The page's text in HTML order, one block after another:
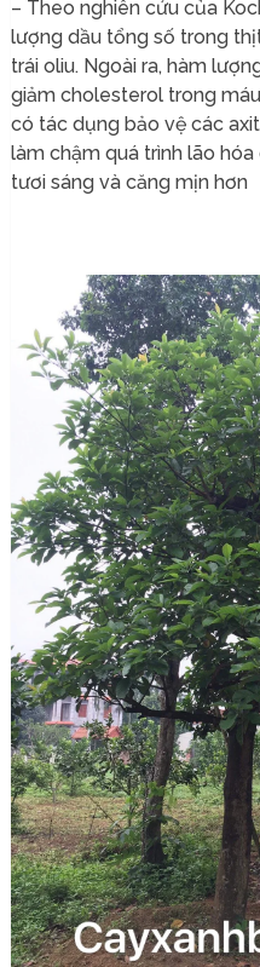
– Theo nghiên cứu của
lượng dầu tổng số trong
trái oliu. Ngoài ra, hàm
giảm cholesterol trong
có tác dụng bảo vệ các
làm chậm quá trình lão
tươi sáng và căng mịn hơn